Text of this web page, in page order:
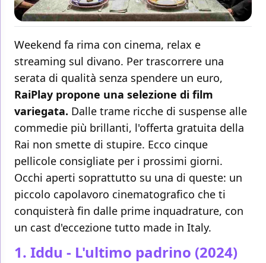
Weekend fa rima con cinema, relax e
streaming sul divano. Per trascorrere una
serata di qualità senza spendere un euro,
RaiPlay propone una selezione di film
variegata. Dalle trame ricche di suspense alle
commedie più brillanti, l'offerta gratuita della
Rai non smette di stupire. Ecco cinque
pellicole consigliate per i prossimi giorni.
Occhi aperti soprattutto su una di queste: un
piccolo capolavoro cinematografico che ti
conquisterà fin dalle prime inquadrature, con
un cast d'eccezione tutto made in Italy.
1. Iddu - L'ultimo padrino (2024)